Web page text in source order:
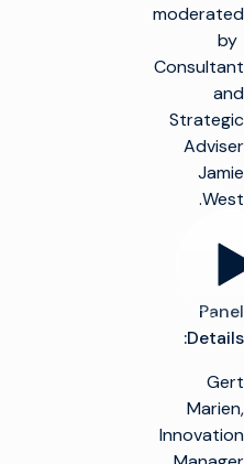
moderated
by
Consultant
and
Strategic
Adviser
Jamie
West.
Panel
Details:
Gert
Marien,
Innovation